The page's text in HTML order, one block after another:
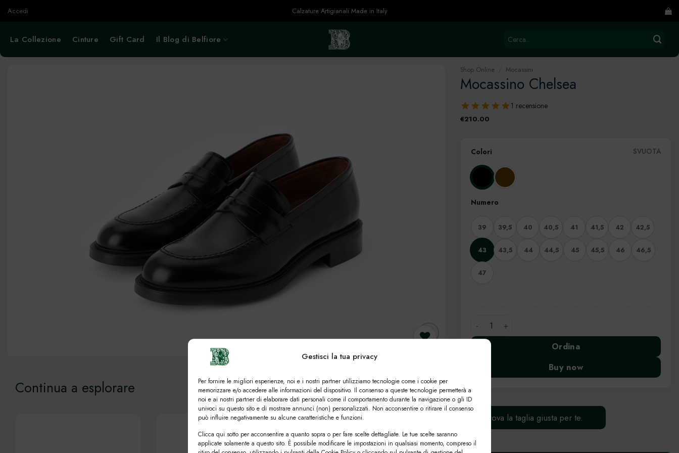
Gestisci la tua privacy
Per fornire le migliori esperienze, noi e i nostri partner utilizziamo tecnologie come i cookie per
memorizzare e/o accedere alle informazioni del dispositivo. Il consenso a queste tecnologie permetterà a
noi e ai nostri partner di elaborare dati personali come il comportamento durante la navigazione o gli ID
univoci su questo sito e di mostrare annunci (non) personalizzati. Non acconsentire o ritirare il consenso
può influire negativamente su alcune caratteristiche e funzioni.
Clicca qui sotto per acconsentire a quanto sopra o per fare scelte dettagliate. Le tue scelte saranno
applicate solamente a questo sito. È possibile modificare le impostazioni in qualsiasi momento, compreso il
SaltaAccedi Calzature Artigianali Made in Italy
La Collezione Cinture Gift Card Il Blog di Belfiore Cerca:
Continua a esplorare
Shop Online Mocassini
Mocassino Chelsea
1 recensione
€210.00
Colori
Numero
39 39,5 40 40,5 41 41,5 42 42,5
43 43,5 44 44,5 45 45,5 46 46,5
47
SVUOTA
Mocassino Chelsea quantità
Ordina
Buy now
Trova la taglia giusta per te.